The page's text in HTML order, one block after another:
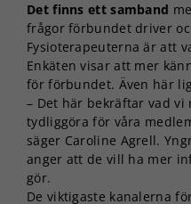
Det finns ett samband
frågor förbundet driver
Fysioterapeuterna är att
Enkäten visar att mer
för förbundet. Även här
– Det här bekräftar vad vi
tydliggöra för våra
säger Caroline Agrell.
anger att de vill ha mer
gör.
De viktigaste kanalerna